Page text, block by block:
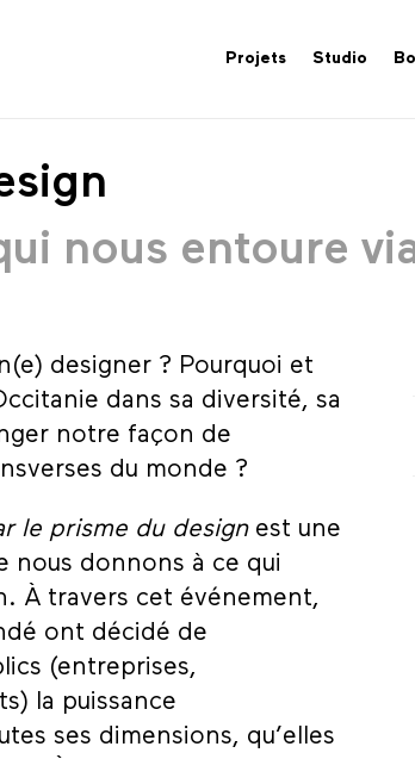
Projets Studio
nous entoure
designer ? Pourquoi et
dans sa diversité, sa
notre façon de
du monde ?
le prisme du designest une
nous donnons à ce qui
À travers cet événement,
ont décidé de
(entreprises,
la puissance
ses dimensions, qu’elles